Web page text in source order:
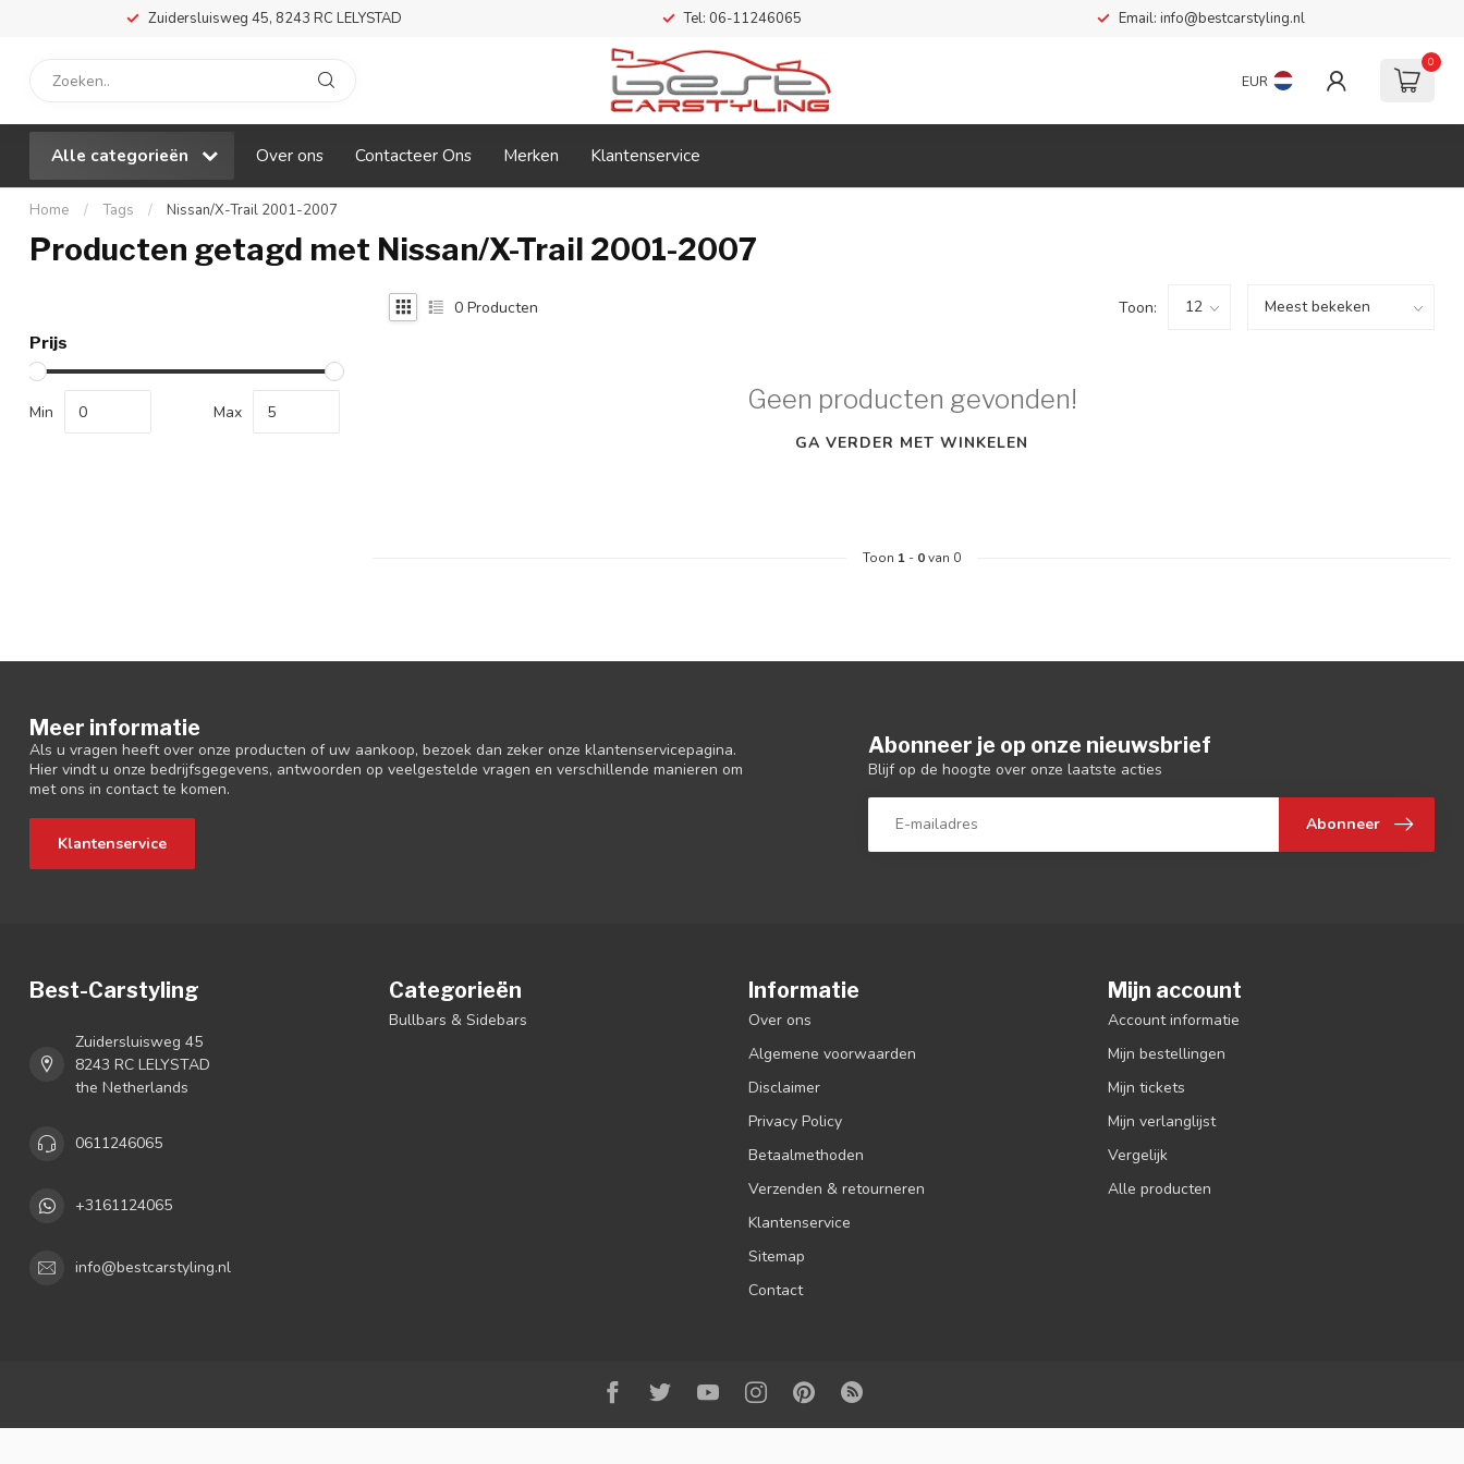
Zuidersluisweg 45, 8243 RC LELYSTAD Tel: 06-11246065 Email: info@bestcarstyling.nl
EUR
0
Alle categorieën Over ons Contacteer Ons Merken Klantenservice
Home / Tags / Nissan/X-Trail 2001-2007
Producten getagd met Nissan/X-Trail 2001-2007
Prijs
Min Max
0 Producten Toon:
Geen producten gevonden!
GA VERDER MET WINKELEN
Toon 1 - 0van 0
Meer informatie
Als u vragen heeft over onze producten of uw aankoop, bezoek dan zeker onze klantenservicepagina.
Hier vindt u onze bedrijfsgegevens, antwoorden op veelgestelde vragen en verschillende manieren om
met ons in contact te komen.
Klantenservice
Abonneer je op onze nieuwsbrief
Blijf op de hoogte over onze laatste acties
Abonneer
Best-Carstyling
Zuidersluisweg 45
8243 RC LELYSTAD
the Netherlands
0611246065
+3161124065
info@bestcarstyling.nl
Categorieën
Bullbars & Sidebars
Informatie
Over ons
Algemene voorwaarden
Disclaimer
Privacy Policy
Betaalmethoden
Verzenden & retourneren
Klantenservice
Sitemap
Contact
Mijn account
Account informatie
Mijn bestellingen
Mijn tickets
Mijn verlanglijst
Vergelijk
Alle producten